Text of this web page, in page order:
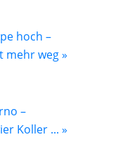
hoch –
mehr weg »
–
Koller ... »